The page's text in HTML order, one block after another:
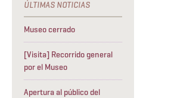
Museo cerrado
[Visita] Recorrido general
por el Museo
Apertura al público del